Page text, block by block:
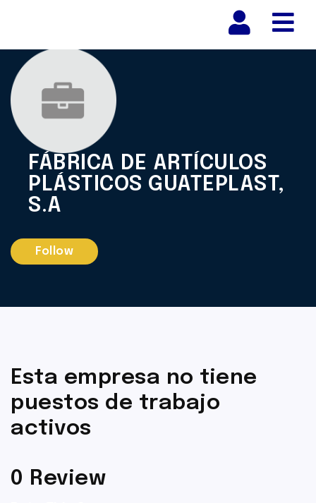
FÁBRICA DE ARTÍCULOS
PLÁSTICOS GUATEPLAST,
S.A
Follow
Esta empresa no tiene
puestos de trabajo
activos
0 Review